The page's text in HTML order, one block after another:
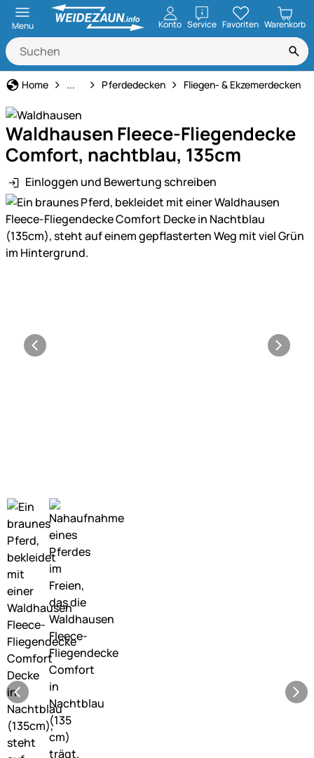
Menu Konto ServiceöffnenFavoriten Warenkorb
Home Pferdehaltung
... Pferdedecken Fliegen- & Ekzemerdecken
Waldhausen Fleece-Fliegendecke
Comfort, nachtblau, 135cm
Einloggen und Bewertung schreiben
Produktgalerie